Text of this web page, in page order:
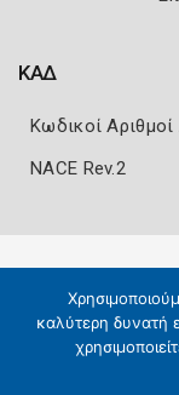
ΚΑΔ
Κωδικοί
NACE Rev.2
καλύτερη δυνατή